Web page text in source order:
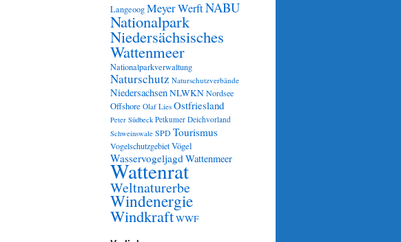
LangeoogMeyer WerftNABU
Nationalpark
Niedersächsisches
Wattenmeer
Nationalparkverwaltung
Naturschutz Naturschutzverbände
NiedersachsenNLWKNNordsee
Offshore Olaf Lies Ostfriesland
Peter Südbeck Petkumer Deichvorland
Schweinswale SPDTourismus
VogelschutzgebietVögel
WasservogeljagdWattenmeer
Wattenrat
Weltnaturerbe
Windenergie
WindkraftWWF